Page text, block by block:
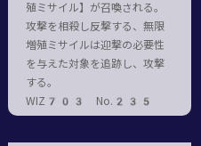
殖ミサイル】が召喚される。
攻撃を相殺し反撃する、無限
増殖ミサイルは迎撃の必要性
を与えた対象を追跡し、攻撃
する。
WIZ703 No.235